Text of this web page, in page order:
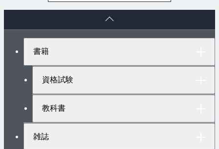
書籍
資格試験
教科書
雑誌